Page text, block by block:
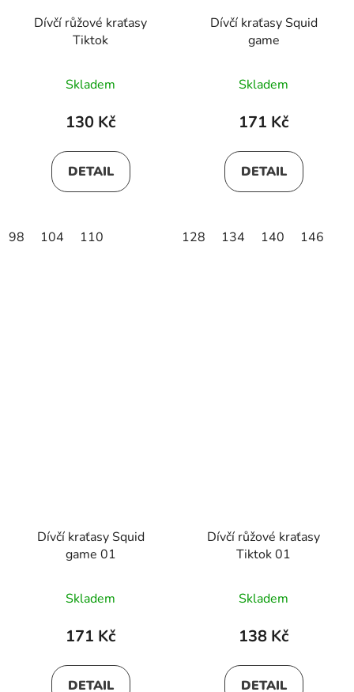
Dívčí růžové kraťasy
Tiktok
Skladem
130 Kč
DETAIL
98 104 110
Dívčí kraťasy Squid
game
Skladem
171 Kč
DETAIL
128 134 140 146
Dívčí kraťasy Squid
game 01
Skladem
171 Kč
DETAIL
Dívčí růžové kraťasy
Tiktok 01
Skladem
138 Kč
DETAIL